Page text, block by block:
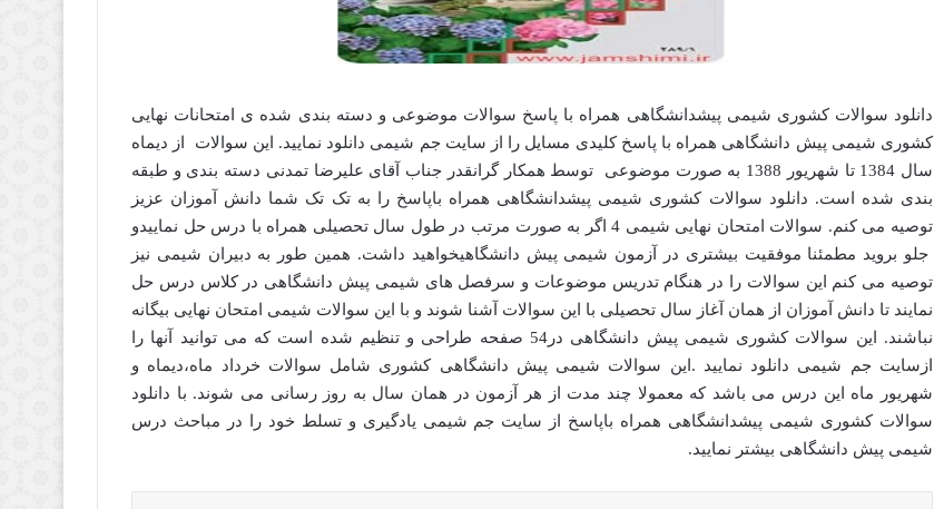
دانلود سوالات کشوری شیمی پیشدانشگاهی همراه با پاسخ سوالات موضوعی و دسته بندی شده ی امتحانات نهایی
کشوری شیمی پیش دانشگاهی همراه با پاسخ کلیدی مسایل را از سایت جم شیمی دانلود نمایید. این سوالات از دیماه
سال 1384 تا شهریور 1388 به صورت موضوعی توسط همکار گرانقدر جناب آقای علیرضا تمدنی دسته بندی و طبقه
بندی شده است. دانلود سوالات کشوری شیمی پیشدانشگاهی همراه باپاسخ را به تک تک شما دانش آموزان عزیز
توصیه می کنم. سوالات امتحان نهایی شیمی 4 اگر به صورت مرتب در طول سال تحصیلی همراه با درس حل نماییدو
جلو بروید مطمئنا موفقیت بیشتری در آزمون شیمی پیش دانشگاهیخواهید داشت. همین طور به دبیران شیمی نیز
توصیه می کنم این سوالات را در هنگام تدریس موضوعات و سرفصل های شیمی پیش دانشگاهی در کلاس درس حل
نمایند تا دانش آموزان از همان آغاز سال تحصیلی با این سوالات آشنا شوند و با این سوالات شیمی امتحان نهایی بیگانه
نباشند. این سوالات کشوری شیمی پیش دانشگاهی در54 صفحه طراحی و تنظیم شده است که می توانید آنها را
ازسایت جم شیمی دانلود نمایید .این سوالات شیمی پیش دانشگاهی کشوری شامل سوالات خرداد ماه،دیماه و
شهریور ماه این درس می باشد که معمولا چند مدت از هر آزمون در همان سال به روز رسانی می شوند. با دانلود
سوالات کشوری شیمی پیشدانشگاهی همراه باپاسخ از سایت جم شیمی یادگیری و تسلط خود را در مباحث درس
شیمی پیش دانشگاهی بیشتر نمایید.